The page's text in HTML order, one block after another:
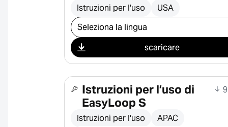
Istruzioni per l'uso USA
Seleziona il download
scaricare
Istruzioni per l’uso di
EasyLoop S
Istruzioni per l'uso APAC